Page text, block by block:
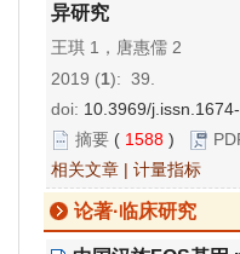
异研究
王琪 1，唐惠儒 2
2019 (1): 39.
doi: 10.3969/
摘要 ( 1588 )
相关文章 | 计量指标
论著·临床研究